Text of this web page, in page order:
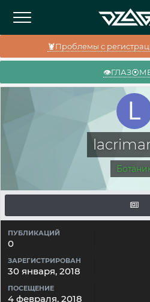
🦞Проблемы с
ПУБЛИКАЦИЙ
0
ЗАРЕГИСТРИРОВАН
30 января, 2018
ПОСЕЩЕНИЕ
4 февраля, 2018